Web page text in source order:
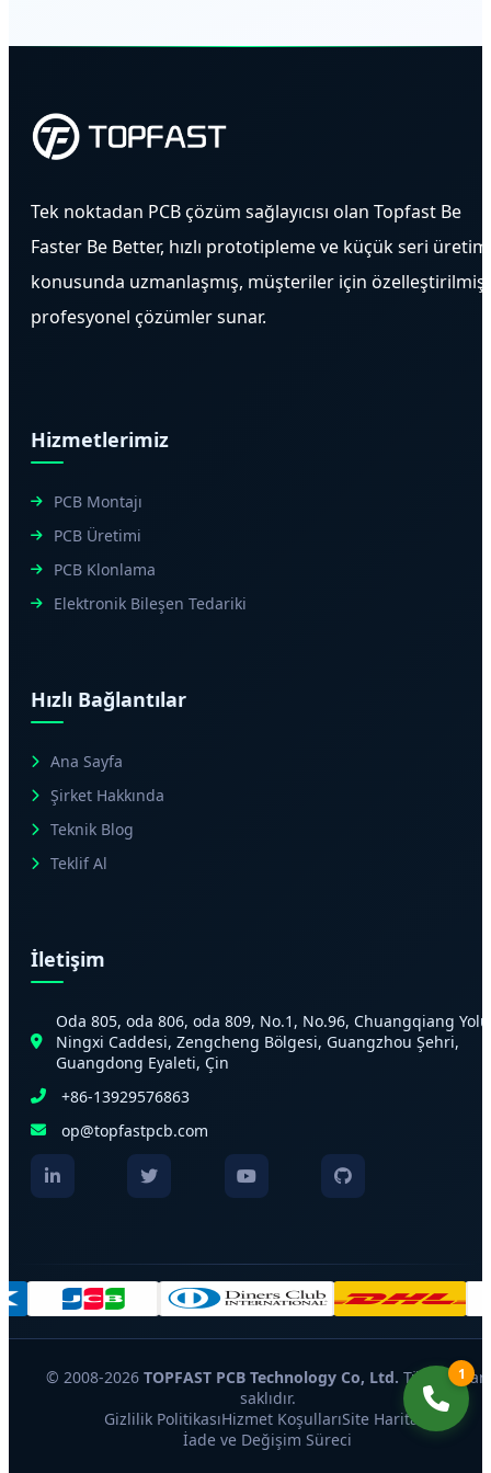
ve hücresel GPRS/LTE ağları dahil olmak üzere
Tek noktadan PCB çözüm sağlayıcısı olan Topfast Be
Faster Be Better, hızlı prototipleme ve küçük seri üretim
konusunda uzmanlaşmış, müşteriler için özelleştirilmiş
profesyonel çözümler sunar.
Hizmetlerimiz
PCB Montajı
PCB Üretimi
PCB Klonlama
Elektronik Bileşen Tedariki
Hızlı Bağlantılar
Ana Sayfa
Şirket Hakkında
Teknik Blog
Teklif Al
İletişim
Oda 805, oda 806, oda 809, No.1, No.96, Chuangqiang
Ningxi Caddesi, Zengcheng Bölgesi, Guangzhou Şehri,
Guangdong Eyaleti, Çin
+86-13929576863
op@topfastpcb.com
© 2008-2026 TOPFAST PCB Technology Co, Ltd. Tüm hakları
saklıdır.
Gizlilik PolitikasıHizmet KoşullarıSite Haritası
İade ve Değişim Süreci
1